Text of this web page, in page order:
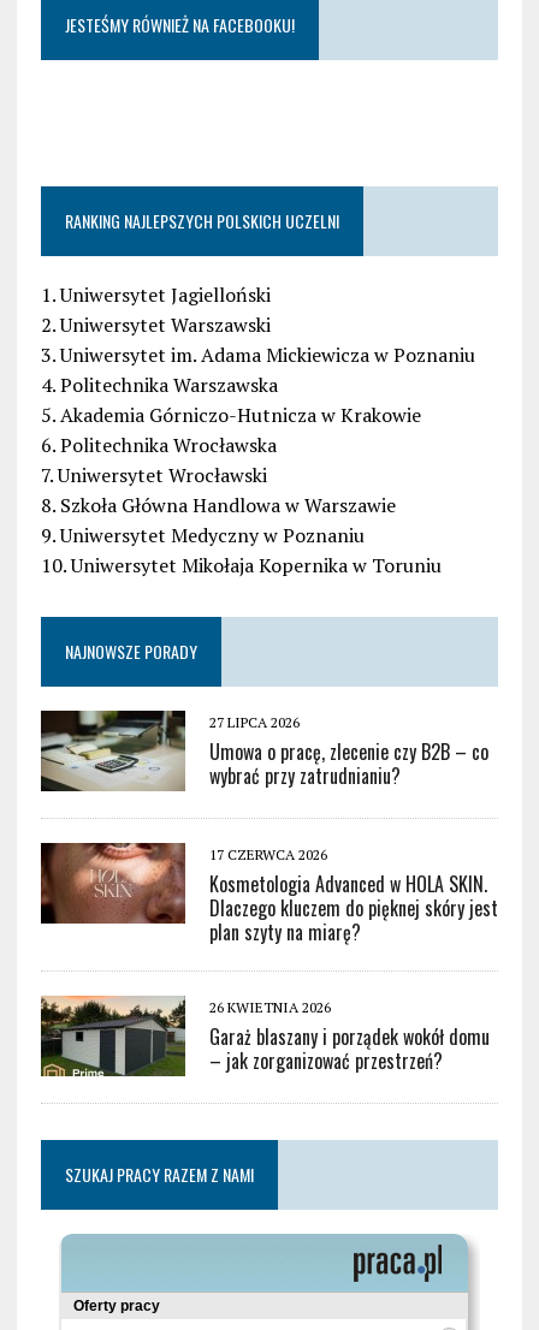
JESTEŚMY RÓWNIEŻ NA FACEBOOKU!
RANKING NAJLEPSZYCH POLSKICH UCZELNI
1. Uniwersytet Jagielloński
2. Uniwersytet Warszawski
3. Uniwersytet im. Adama Mickiewicza w Poznaniu
4. Politechnika Warszawska
5. Akademia Górniczo-Hutnicza w Krakowie
6. Politechnika Wrocławska
7. Uniwersytet Wrocławski
8. Szkoła Główna Handlowa w Warszawie
9. Uniwersytet Medyczny w Poznaniu
10. Uniwersytet Mikołaja Kopernika w Toruniu
NAJNOWSZE PORADY
27 LIPCA 2026
Umowa o pracę, zlecenie czy B2B – co
wybrać przy zatrudnianiu?
17 CZERWCA 2026
Kosmetologia Advanced w HOLA SKIN.
Dlaczego kluczem do pięknej skóry jest
plan szyty na miarę?
26 KWIETNIA 2026
Garaż blaszany i porządek wokół domu
– jak zorganizować przestrzeń?
SZUKAJ PRACY RAZEM Z NAMI